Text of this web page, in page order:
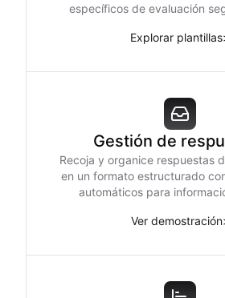
específicos de evaluación
Explorar plantillas
Gestión de
Recoja y organice respuestas
en un formato estructurado
automáticos para
Ver demostración